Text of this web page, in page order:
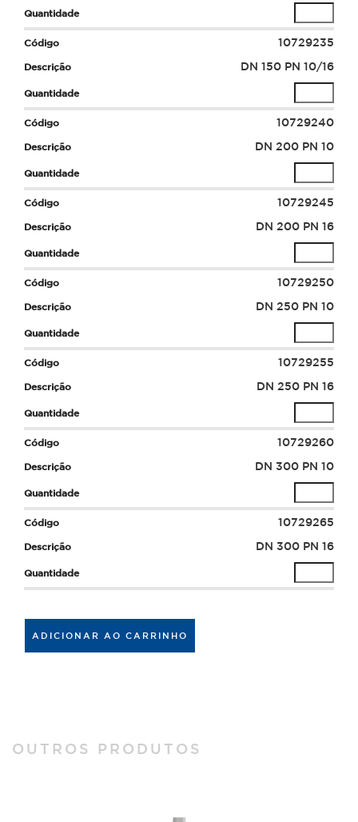
10729235
DN 150 PN 10/16
10729240
DN 200 PN 10
10729245
DN 200 PN 16
10729250
DN 250 PN 10
10729255
DN 250 PN 16
10729260
DN 300 PN 10
10729265
DN 300 PN 16
ADICIONAR AO CARRINHO
OUTROS PRODUTOS